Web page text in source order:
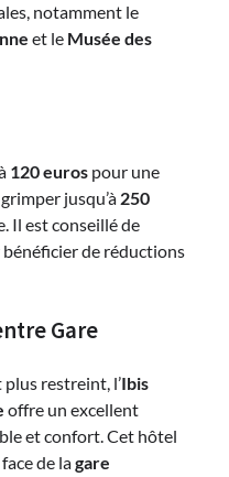
notamment le
et le Musée des
120 euros pour une
jusqu’à 250
Il est conseillé de
de réductions
Gare
restreint, l’Ibis
offre un excellent
et confort. Cet hôtel
de lagare